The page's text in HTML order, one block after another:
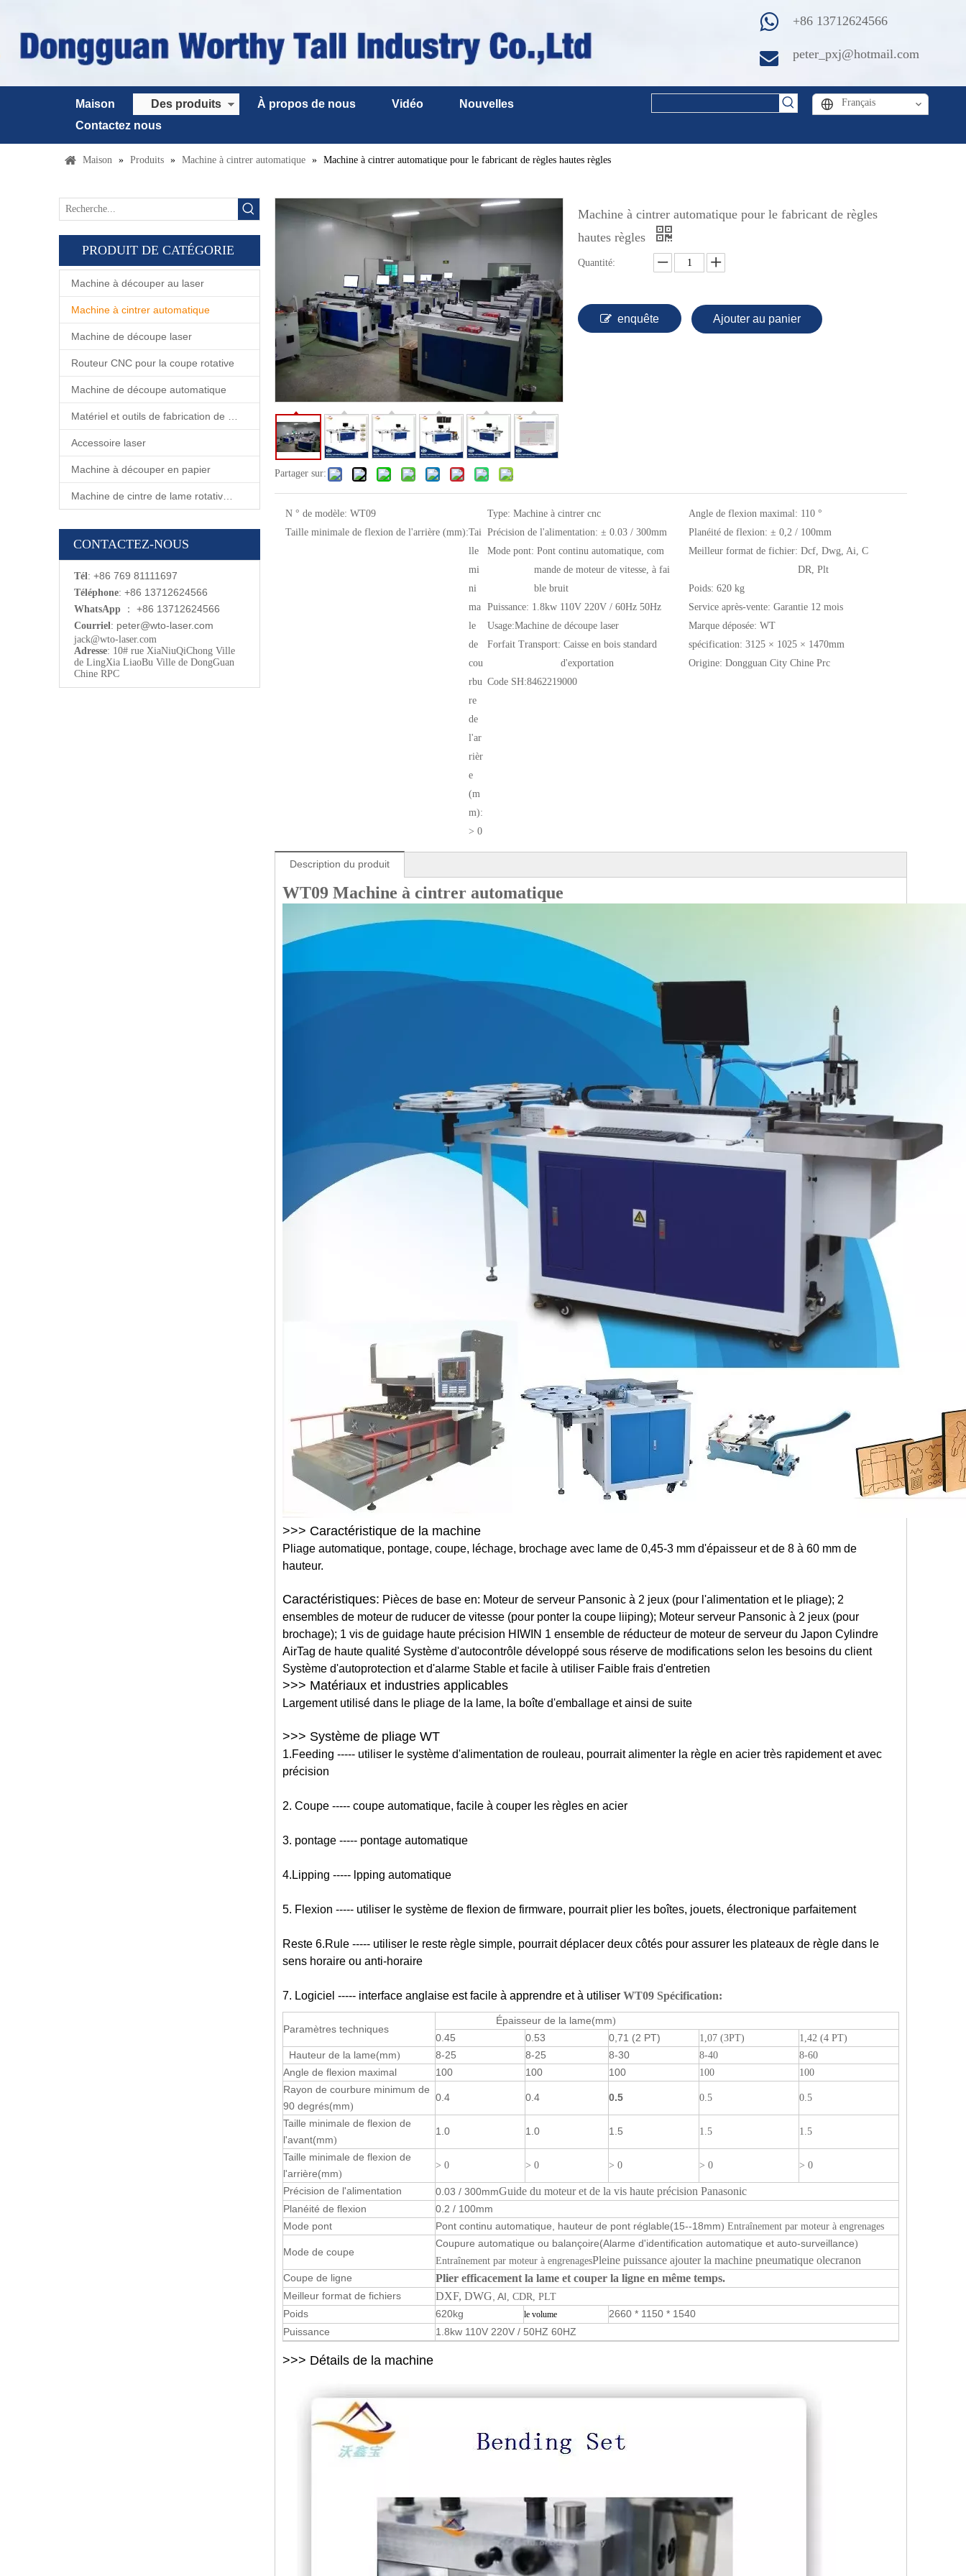
+86 13712624566
peter_pxj@hotmail.com
Maison Des produits À propos de nous Vidéo
Nouvelles
Contactez nous
Français
Maison » Produits » Machine à cintrer automatique » Machine à cintrer automatique pour le fabricant de règles hautes règles
PRODUIT DE CATÉGORIE
Machine à découper au laser
Machine à cintrer automatique
Machine de découpe laser
Routeur CNC pour la coupe rotative
Machine de découpe automatique
Accessoire laser
Machine à découper en papier
CONTACTEZ-NOUS
Tél: +86 769 81111697
Téléphone: +86 13712624566
WhatsApp ： +86 13712624566
Courriel: peter@wto-laser.com
jack@wto-laser.com
Adresse: 10# rue XiaNiuQiChong Ville
de LingXia LiaoBu Ville de DongGuan
Chine RPC
Partager sur:
Machine à cintrer automatique pour le fabricant de règles
hautes règles
Quantité:
enquête Ajouter au panier
N ° de modèle: WT09 Type: Machine à cintrer cnc Angle de flexion maximal: 110 °
Taille minimale de flexion de l'arrière (mm):Tai
lle
mi
ni
ma
le
de
cou
rbu
re
de
l'ar
rièr
e
(m
m):
> 0
Précision de l'alimentation: ± 0.03 / 300mm Planéité de flexion: ± 0,2 / 100mm
Mode pont: Pont continu automatique, com
mande de moteur de vitesse, à fai
ble bruit
Meilleur format de fichier: Dcf, Dwg, Ai, C
DR, Plt
Poids: 620 kg
Puissance: 1.8kw 110V 220V / 60Hz 50Hz Service après-vente: Garantie 12 mois
Usage:Machine de découpe laser Marque déposée: WT
Forfait Transport: Caisse en bois standard
d'exportation
spécification: 3125 × 1025 × 1470mm
Origine: Dongguan City Chine Prc
Code SH:8462219000
Description du produit
WT09 Machine à cintrer automatique
>>> Caractéristique de la machine
Pliage automatique, pontage, coupe, léchage, brochage avec lame de 0,45-3 mm d'épaisseur et de 8 à 60 mm de
hauteur.
Caractéristiques: Pièces de base en: Moteur de serveur Pansonic à 2 jeux (pour l'alimentation et le pliage); 2
ensembles de moteur de ruducer de vitesse (pour ponter la coupe liiping); Moteur serveur Pansonic à 2 jeux (pour
brochage); 1 vis de guidage haute précision HIWIN 1 ensemble de réducteur de moteur de serveur du Japon Cylindre
AirTag de haute qualité Système d'autocontrôle développé sous réserve de modifications selon les besoins du client
Système d'autoprotection et d'alarme Stable et facile à utiliser Faible frais d'entretien
>>> Matériaux et industries applicables
Largement utilisé dans le pliage de la lame, la boîte d'emballage et ainsi de suite
>>> Système de pliage WT
1.Feeding ----- utiliser le système d'alimentation de rouleau, pourrait alimenter la règle en acier très rapidement et avec
précision
2. Coupe ----- coupe automatique, facile à couper les règles en acier
3. pontage ----- pontage automatique
4.Lipping ----- lpping automatique
5. Flexion ----- utiliser le système de flexion de firmware, pourrait plier les boîtes, jouets, électronique parfaitement
Reste 6.Rule ----- utiliser le reste règle simple, pourrait déplacer deux côtés pour assurer les plateaux de règle dans le
sens horaire ou anti-horaire
7. Logiciel ----- interface anglaise est facile à apprendre et à utiliser WT09 Spécification:
Paramètres techniques
Épaisseur de la lame(mm)
0.45 0.53 0,71 (2 PT) 1,07 (3PT) 1,42 (4 PT)
Hauteur de la lame(mm) 8-25 8-25 8-30 8-40 8-60
Angle de flexion maximal 100 100 100 100 100
Rayon de courbure minimum de
90 degrés(mm)
0.4 0.4 0.5 0.5 0.5
Taille minimale de flexion de
l'avant(mm)
1.0 1.0 1.5 1.5 1.5
Taille minimale de flexion de
l'arrière(mm)
> 0 > 0 > 0 > 0 > 0
Précision de l'alimentation 0.03 / 300mmGuide du moteur et de la vis haute précision Panasonic
Planéité de flexion
0.2 / 100mm
Mode pont
Pont continu automatique, hauteur de pont réglable(15--18mm) Entraînement par moteur à engrenages
Mode de coupe
Coupure automatique ou balançoire(Alarme d'identification automatique et auto-surveillance)
Entraînement par moteur à engrenagesPleine puissance ajouter la machine pneumatique olecranon
Coupe de ligne Plier efficacement la lame et couper la ligne en même temps.
Meilleur format de fichiers DXF, DWG , AI, CDR, PLT
Poids 620kg le volume
2660 * 1150 * 1540
Puissance
1.8kw 110V 220V / 50HZ 60HZ
>>> Détails de la machine